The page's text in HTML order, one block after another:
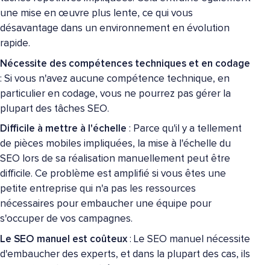
une mise en œuvre plus lente, ce qui vous
désavantage dans un environnement en évolution
rapide.
Nécessite des compétences techniques et en codage
: Si vous n'avez aucune compétence technique, en
particulier en codage, vous ne pourrez pas gérer la
plupart des tâches SEO.
Difficile à mettre à l'échelle : Parce qu'il y a tellement
de pièces mobiles impliquées, la mise à l'échelle du
SEO lors de sa réalisation manuellement peut être
difficile. Ce problème est amplifié si vous êtes une
petite entreprise qui n'a pas les ressources
nécessaires pour embaucher une équipe pour
s'occuper de vos campagnes.
Le SEO manuel est coûteux: Le SEO manuel nécessite
d'embaucher des experts, et dans la plupart des cas, ils